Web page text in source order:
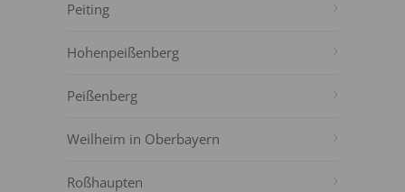
Peiting
Hohenpeißenberg
Peißenberg
Weilheim in Oberbayern
Roßhaupten